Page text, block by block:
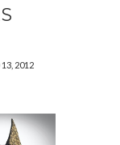
13, 2012